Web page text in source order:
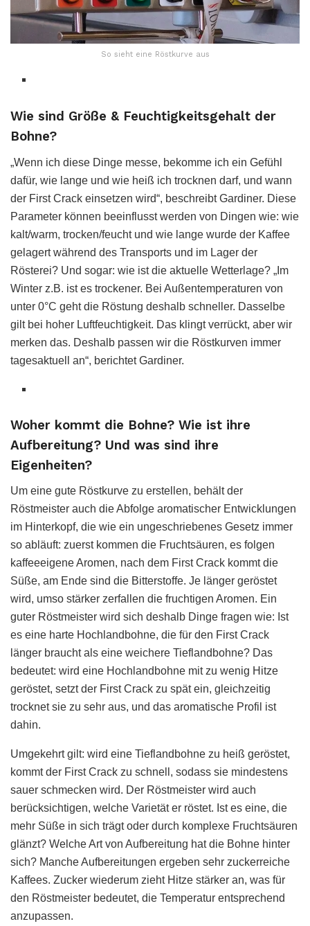
So sieht eine Röstkurve aus
Wie sind Größe & Feuchtigkeitsgehalt der
Bohne?
„Wenn ich diese Dinge messe, bekomme ich ein Gefühl
dafür, wie lange und wie heiß ich trocknen darf, und wann
der First Crack einsetzen wird“, beschreibt Gardiner. Diese
Parameter können beeinflusst werden von Dingen wie: wie
kalt/warm, trocken/feucht und wie lange wurde der Kaffee
gelagert während des Transports und im Lager der
Rösterei? Und sogar: wie ist die aktuelle Wetterlage? „Im
Winter z.B. ist es trockener. Bei Außentemperaturen von
unter 0°C geht die Röstung deshalb schneller. Dasselbe
gilt bei hoher Luftfeuchtigkeit. Das klingt verrückt, aber wir
merken das. Deshalb passen wir die Röstkurven immer
tagesaktuell an“, berichtet Gardiner.
Woher kommt die Bohne? Wie ist ihre
Aufbereitung? Und was sind ihre
Eigenheiten?
Um eine gute Röstkurve zu erstellen, behält der
Röstmeister auch die Abfolge aromatischer Entwicklungen
im Hinterkopf, die wie ein ungeschriebenes Gesetz immer
so abläuft: zuerst kommen die Fruchtsäuren, es folgen
kaffeeeigene Aromen, nach dem First Crack kommt die
Süße, am Ende sind die Bitterstoffe. Je länger geröstet
wird, umso stärker zerfallen die fruchtigen Aromen. Ein
guter Röstmeister wird sich deshalb Dinge fragen wie: Ist
es eine harte Hochlandbohne, die für den First Crack
länger braucht als eine weichere Tieflandbohne? Das
bedeutet: wird eine Hochlandbohne mit zu wenig Hitze
geröstet, setzt der First Crack zu spät ein, gleichzeitig
trocknet sie zu sehr aus, und das aromatische Profil ist
dahin.
Umgekehrt gilt: wird eine Tieflandbohne zu heiß geröstet,
kommt der First Crack zu schnell, sodass sie mindestens
sauer schmecken wird. Der Röstmeister wird auch
berücksichtigen, welche Varietät er röstet. Ist es eine, die
mehr Süße in sich trägt oder durch komplexe Fruchtsäuren
glänzt? Welche Art von Aufbereitung hat die Bohne hinter
sich? Manche Aufbereitungen ergeben sehr zuckerreiche
Kaffees. Zucker wiederum zieht Hitze stärker an, was für
den Röstmeister bedeutet, die Temperatur entsprechend
anzupassen.